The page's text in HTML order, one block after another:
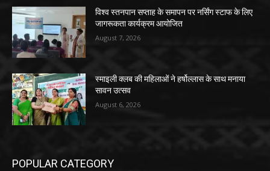
विश्व स्तनपान सप्ताह के समापन पर नर्सिंग स्टाफ के लिए
जागरूकता कार्यक्रम आयोजित
August 7, 2026
स्माइली क्लब की महिलाओं ने हर्षोल्लास के साथ मनाया
सावन उत्सव
August 6, 2026
POPULAR CATEGORY